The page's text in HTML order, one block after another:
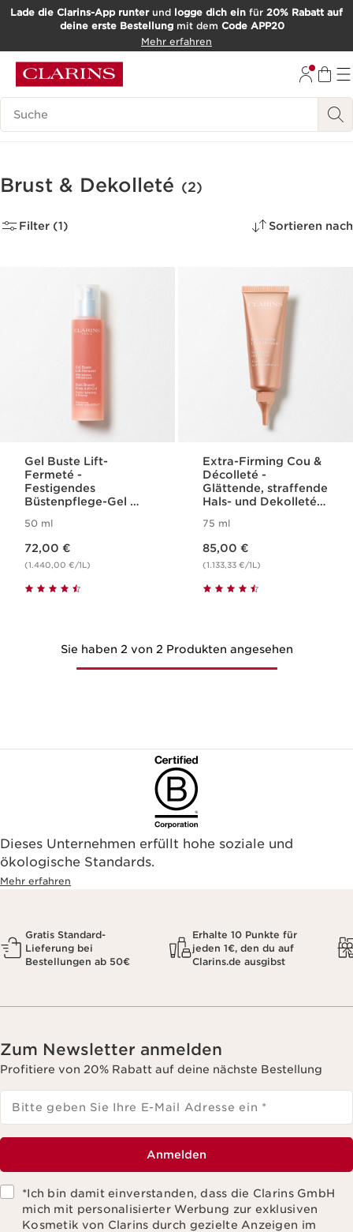
WEITER ZUM INHALT
Lade die Clarins-App runterund logge dich ein für 20% Rabatt auf
deine erste Bestellungmit dem Code APP20
Mehr erfahren
Such-Historie
Brust & Dekolleté (2)
Filter (1) Sortieren nach
Gel Buste Lift-
Fermeté -
Festigendes
Büstenpflege-Gel mit
50 ml
72,00 €
(1.440,00 €/1L)
Extra-Firming Cou &
Décolleté -
Glättende, straffende
Hals- und Dekolleté-
75 ml
85,00 €
(1.133,33 €/1L)
Sie haben 2 von 2 Produkten angesehen
Dieses Unternehmen erfüllt hohe soziale und
ökologische Standards.
Mehr erfahren
Gratis Standard-
Lieferung bei
Bestellungen ab 50€
Erhalte 10 Punkte für
jeden 1€, den du auf
Clarins.de ausgibst
Zum Newsletter anmelden
Profitiere von 20% Rabatt auf deine nächste Bestellung
Bitte geben Sie Ihre E-Mail Adresse ein *
Anmelden
*Ich bin damit einverstanden, dass die Clarins GmbH
mich mit personalisierter Werbung zur exklusiven
Kosmetik von Clarins durch gezielte Anzeigen im